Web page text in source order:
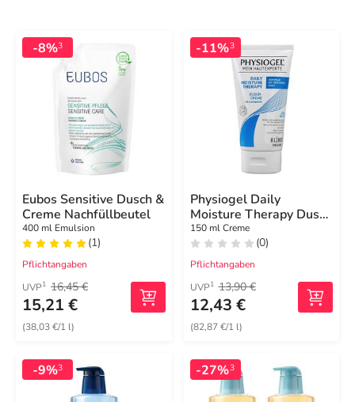
-8%3
Eubos Sensitive Dusch &
Creme Nachfüllbeutel
400 ml Emulsion
(1)
Pflichtangaben
UVP1 16,45 €
15,21 €
(38,03 €/1 l)
-11%3
Physiogel Daily
Moisture Therapy Dusch
Creme für normale bis
trockene Haut
150 ml Creme
(0)
Pflichtangaben
UVP1 13,90 €
12,43 €
(82,87 €/1 l)
-9%3 -27%3